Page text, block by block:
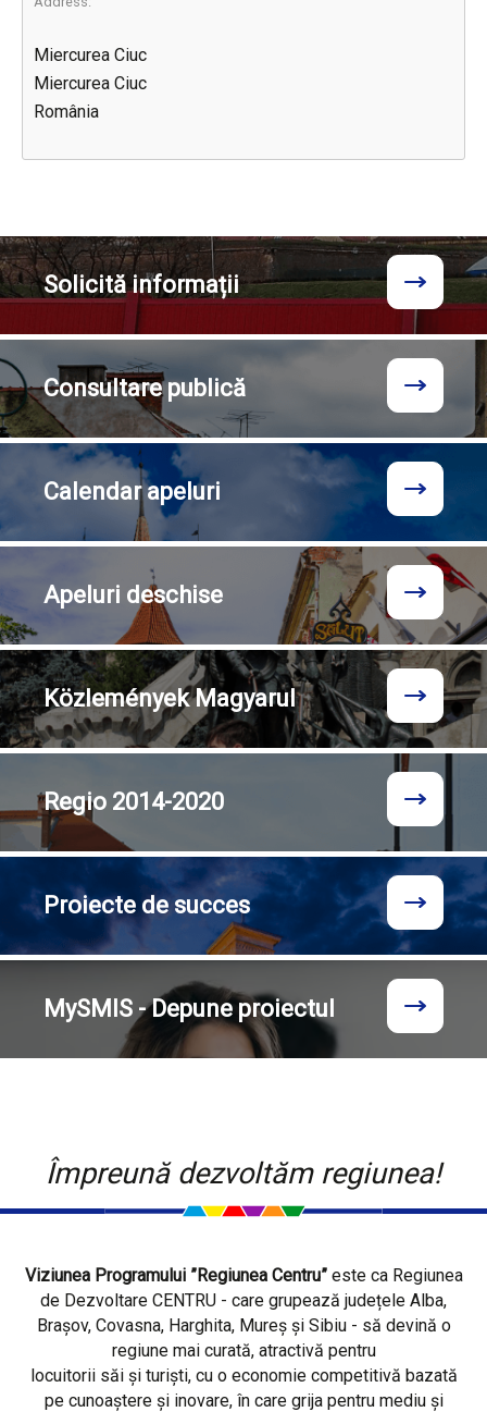
Miercurea Ciuc
Miercurea Ciuc
România
Solicităinformații
Consultarepublică
Calendarapeluri
Apeluri deschise
KözleményekMagyarul
Regio 2014-2020
Proiecte de succes
MySMIS - Depune proiectul
Împreună dezvoltăm regiunea!
Viziunea Programului ”Regiunea Centru”este ca Regiunea
de Dezvoltare CENTRU - care grupează județele Alba,
Brașov, Covasna, Harghita, Mureș și Sibiu - să devină o
regiune mai curată, atractivă pentru
locuitorii săi și turiști, cu o economie competitivă bazată
pe cunoaștere și inovare, în care grija pentru mediu și